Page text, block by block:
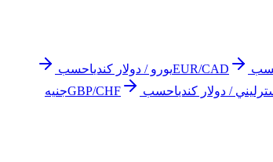
EUR/CADيورو / دولار كندياحسب
/ دولار كندياحسب GBP/CHFجنيه